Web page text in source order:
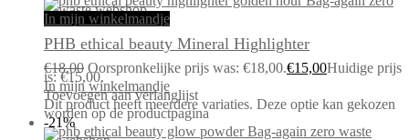
In mijn winkelmandje
PHB ethical beauty Mineral Highlighter
€18,00 Oorspronkelijke prijs was: €18,00.€15,00Huidige prijs
is: €15,00.
In mijn winkelmandje
Toevoegen aan verlanglijst
Dit product heeft meerdere variaties. Deze optie kan gekozen
worden op de productpagina
-21%